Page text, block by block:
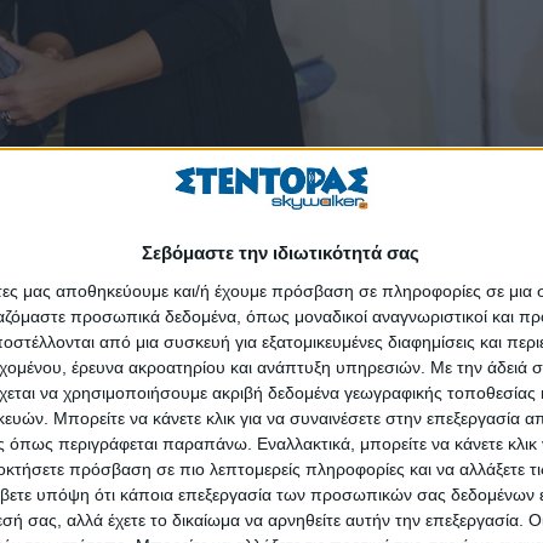
Σεβόμαστε την ιδιωτικότητά σας
μας αποθηκεύουμε και/ή έχουμε πρόσβαση σε πληροφορίες σε
προσωπικά δεδομένα, όπως μοναδικοί αναγνωριστικοί και
από μια συσκευή για εξατομικευμένες διαφημίσεις και
έρευνα ακροατηρίου και ανάπτυξη υπηρεσιών. Με την άδειά
να χρησιμοποιήσουμε ακριβή δεδομένα γεωγραφικής τοποθεσίας
Μπορείτε να κάνετε κλικ για να συναινέσετε στην επεξεργασία
περιγράφεται παραπάνω. Εναλλακτικά, μπορείτε να κάνετε κλικ
πρόσβαση σε πιο λεπτομερείς πληροφορίες και να αλλάξετε
υπόψη ότι κάποια επεξεργασία των προσωπικών σας δεδομένων
σας, αλλά έχετε το δικαίωμα να αρνηθείτε αυτήν την επεξεργασία.
βρέθηκε στην Αμοργό και αποτέλεσε χορηγό της διοργάνωσης
φόρο τιμής στη θρυλική ταινία «Le grand blue» και τη φυσική
Ζυμαρικά Ήλιος, Ευβοϊκή Ζύμη, Ποτοποιία Βαρβαγιάννη,
Big Blue, πλαισιώνοντας τη διοργάνωση, αλλά και τα
αθλητικών και γαστρονομικών δράσεων συνέβαλαν οι
Παπαδόπουλος – Meat Company, Αφοί Χαΐτογλου, Draculi Coffee,
Δάκου.
του Authentic Big Blue κατάφερε για μία ακόμα φορά να αφήσει